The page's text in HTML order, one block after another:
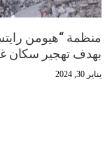
منظمة “هيومن
بهدف تهجير سكان
يناير 30, 2024